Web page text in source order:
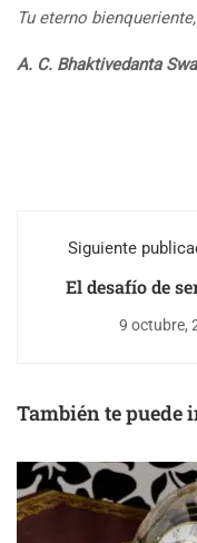
Tu eterno bienqueriente,
A. C. Bhaktivedanta
Siguiente
El desafío de
institución
9 octubre,
También te puede